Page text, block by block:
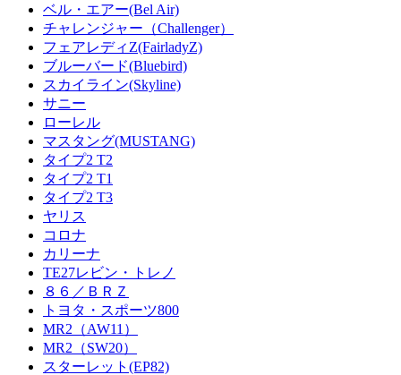
ベル・エアー(Bel Air)
チャレンジャー（Challenger）
フェアレディZ(FairladyZ)
ブルーバード(Bluebird)
スカイライン(Skyline)
サニー
ローレル
マスタング(MUSTANG)
タイプ2 T2
タイプ2 T1
タイプ2 T3
ヤリス
コロナ
カリーナ
TE27レビン・トレノ
８６／ＢＲＺ
トヨタ・スポーツ800
MR2（AW11）
MR2（SW20）
スターレット(EP82)